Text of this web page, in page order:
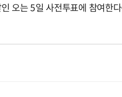
오는 5일 사전투표에 참여한